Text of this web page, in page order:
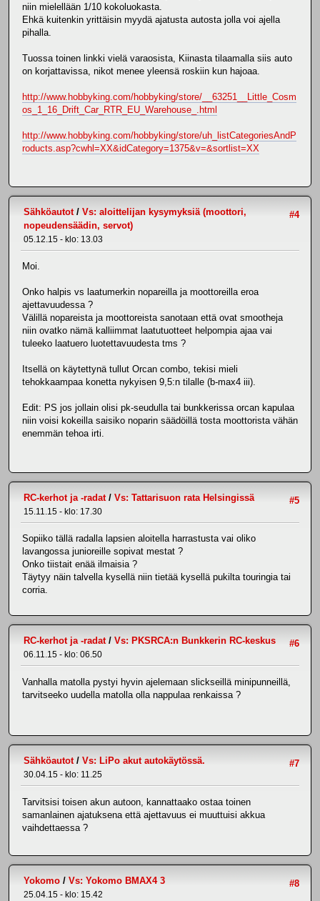
niin mielellään 1/10 kokoluokasta.
Ehkä kuitenkin yrittäisin myydä ajatusta autosta jolla voi ajella
pihalla.
Tuossa toinen linkki vielä varaosista, Kiinasta tilaamalla siis auto
on korjattavissa, nikot menee yleensä roskiin kun hajoaa.
http://www.hobbyking.com/hobbyking/store/__63251__Little_Cosm
os_1_16_Drift_Car_RTR_EU_Warehouse_.html
http://www.hobbyking.com/hobbyking/store/uh_listCategoriesAndP
roducts.asp?cwhl=XX&idCategory=1375&v=&sortlist=XX
#4
Sähköautot/ Vs: aloittelijan kysymyksiä (moottori,
nopeudensäädin, servot)
05.12.15 - klo: 13.03
Moi.
Onko halpis vs laatumerkin nopareilla ja moottoreilla eroa
ajettavuudessa ?
Välillä nopareista ja moottoreista sanotaan että ovat smootheja
niin ovatko nämä kalliimmat laatutuotteet helpompia ajaa vai
tuleeko laatuero luotettavuudesta tms ?
Itsellä on käytettynä tullut Orcan combo, tekisi mieli
tehokkaampaa konetta nykyisen 9,5:n tilalle (b-max4 iii).
Edit: PS jos jollain olisi pk-seudulla tai bunkkerissa orcan kapulaa
niin voisi kokeilla saisiko noparin säädöillä tosta moottorista vähän
enemmän tehoa irti.
#5
RC-kerhot ja -radat/ Vs: Tattarisuon rata Helsingissä
15.11.15 - klo: 17.30
Sopiiko tällä radalla lapsien aloitella harrastusta vai oliko
lavangossa junioreille sopivat mestat ?
Onko tiistait enää ilmaisia ?
Täytyy näin talvella kysellä niin tietää kysellä pukilta touringia tai
corria.
#6
RC-kerhot ja -radat/ Vs: PKSRCA:n Bunkkerin RC-keskus
06.11.15 - klo: 06.50
Vanhalla matolla pystyi hyvin ajelemaan slickseillä minipunneillä,
tarvitseeko uudella matolla olla nappulaa renkaissa ?
#7
Sähköautot/ Vs: LiPo akut autokäytössä.
30.04.15 - klo: 11.25
Tarvitsisi toisen akun autoon, kannattaako ostaa toinen
samanlainen ajatuksena että ajettavuus ei muuttuisi akkua
vaihdettaessa ?
#8
Yokomo / Vs: Yokomo BMAX4 3
25.04.15 - klo: 15.42